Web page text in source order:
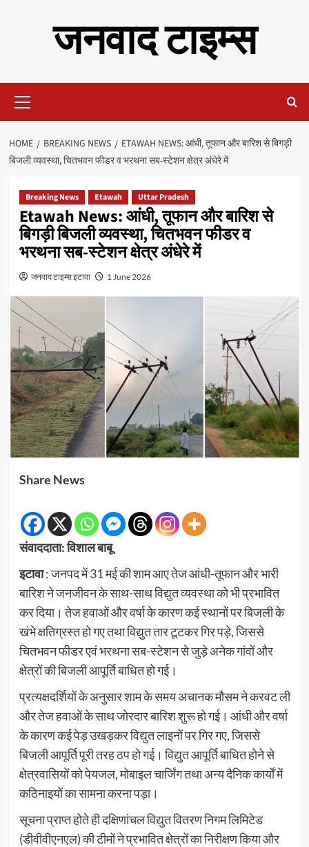
जनवाद टाइम्स
Menu
HOME BREAKING NEWS
ETAWAH NEWS: आंधी, तूफान और बारिश से बिगड़ी
बिजली व्यवस्था, चितभवन फीडर व भरथना सब-स्टेशन क्षेत्र अंधेरे में
Breaking News Etawah Uttar Pradesh
Etawah News: आंधी, तूफान और बारिश से
बिगड़ी बिजली व्यवस्था, चितभवन फीडर व
भरथना सब-स्टेशन क्षेत्र अंधेरे में
जनवाद टाइम्स इटावा 1 June 2026
Share News
संवाददाता: विशाल बाबू
इटावा: जनपद में 31 मई की शाम आए तेज आंधी-तूफान और भारी
बारिश ने जनजीवन के साथ-साथ विद्युत व्यवस्था को भी प्रभावित
कर दिया। तेज हवाओं और वर्षा के कारण कई स्थानों पर बिजली के
खंभे क्षतिग्रस्त हो गए तथा विद्युत तार टूटकर गिर पड़े, जिससे
चितभवन फीडर एवं भरथना सब-स्टेशन से जुड़े अनेक गांवों और
क्षेत्रों की बिजली आपूर्ति बाधित हो गई।
प्रत्यक्षदर्शियों के अनुसार शाम के समय अचानक मौसम ने करवट ली
और तेज हवाओं के साथ जोरदार बारिश शुरू हो गई। आंधी और वर्षा
के कारण कई पेड़ उखड़कर विद्युत लाइनों पर गिर गए, जिससे
बिजली आपूर्ति पूरी तरह ठप हो गई। विद्युत आपूर्ति बाधित होने से
क्षेत्रवासियों को पेयजल, मोबाइल चार्जिंग तथा अन्य दैनिक कार्यों में
कठिनाइयों का सामना करना पड़ा।
सूचना प्राप्त होते ही दक्षिणांचल विद्युत वितरण निगम लिमिटेड
(डीवीवीएनएल) की टीमों ने प्रभावित क्षेत्रों का निरीक्षण किया और